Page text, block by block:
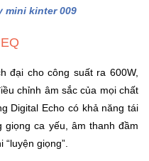
mini kinter 009
đại cho công suất ra 600W,
chỉnh âm sắc của mọi chất
Digital Echo có khả năng tái
ca yếu, âm thanh đầm
giọng”.